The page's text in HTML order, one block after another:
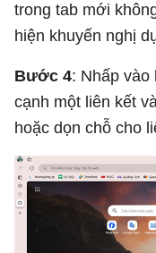
trong tab mới
hiện khuyến nghị
Bước 4: Nhấp vào
cạnh một liên kết
hoặc dọn chỗ cho